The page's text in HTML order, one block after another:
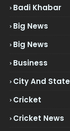
Badi Khabar
Big News
Big News
Business
City And State
Cricket
Cricket News